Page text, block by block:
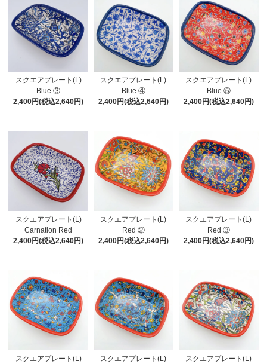
スクエアプレート(L)
Blue ③
2,400円(税込2,640円)
スクエアプレート(L)
Blue ④
2,400円(税込2,640円)
スクエアプレート(L)
Blue ⑤
2,400円(税込2,640円)
スクエアプレート(L)
Carnation Red
2,400円(税込2,640円)
スクエアプレート(L)
Red ②
2,400円(税込2,640円)
スクエアプレート(L)
Red ③
2,400円(税込2,640円)
スクエアプレート(L)
スクエアプレート(L)
スクエアプレート(L)